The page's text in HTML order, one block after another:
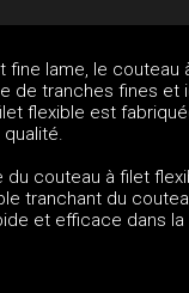
fine lame, le couteau
de tranches fines et
flexible est
du couteau à filet
tranchant du
et efficace dans la